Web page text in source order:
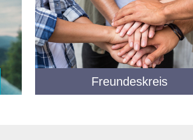
Freundeskreis